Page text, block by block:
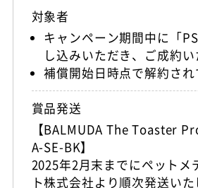
対象者
キャンペーン期間中に「
し込みいただき、ご成約
補償開始日時点で解約さ
賞品発送
【BALMUDA The Toaster
A-SE-BK】
2025年2月末までにペットメ
ト株式会社より順次発送いた